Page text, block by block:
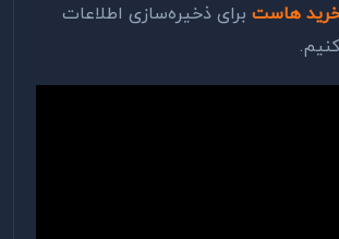
هاست برای ذخیره‌سازی اطلاعات